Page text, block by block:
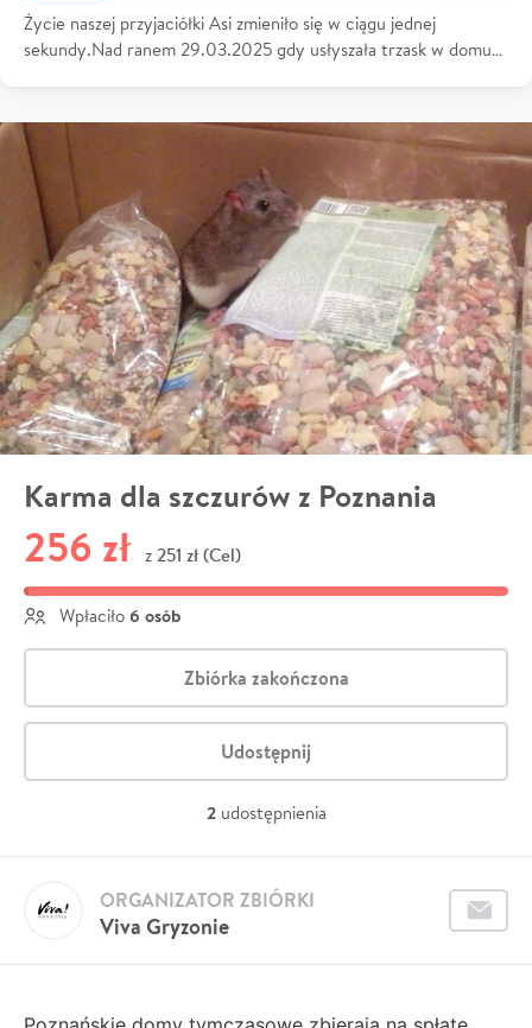
Życie naszej przyjaciółki Asi zmieniło się w ciągu jednej
sekundy.Nad ranem 29.03.2025 gdy usłyszała trzask w domu…
Karma dla szczurów z Poznania
256 zł z 251 zł (Cel)
Wpłaciło 6 osób
Zbiórka zakończona
Udostępnij
2 udostępnienia
Viva Gryzonie
ORGANIZATOR ZBIÓRKI